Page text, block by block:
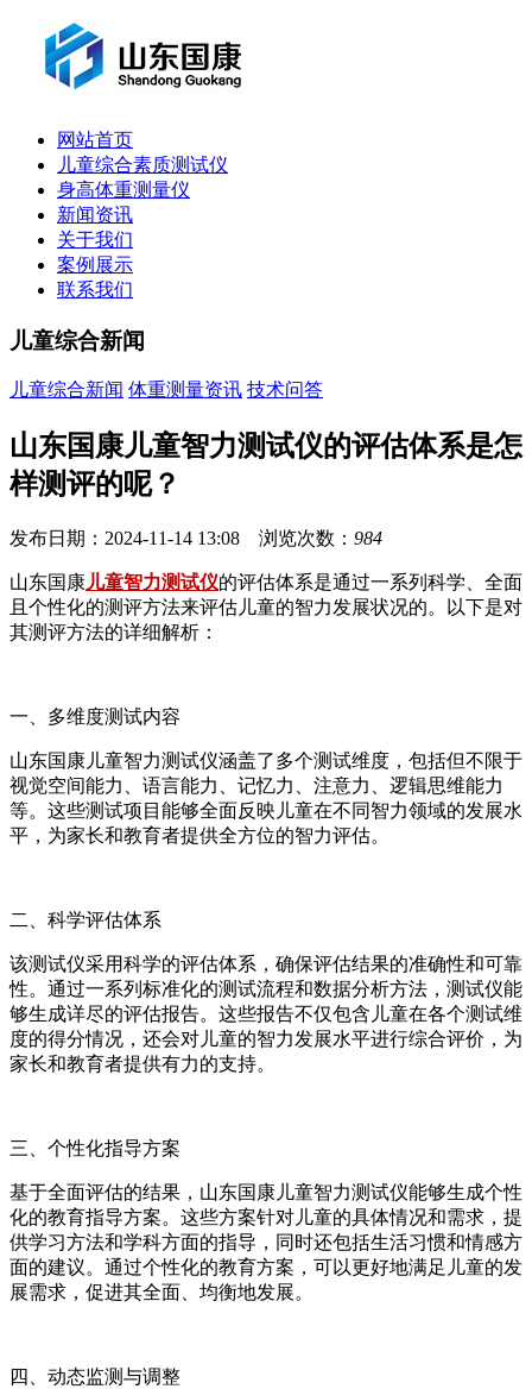
网站首页
儿童综合素质测试仪
身高体重测量仪
新闻资讯
关于我们
案例展示
联系我们
儿童综合新闻
儿童综合新闻 体重测量资讯 技术问答
山东国康儿童智力测试仪的评估体系是怎
样测评的呢？
发布日期：2024-11-14 13:08 浏览次数： 984
山东国康儿童智力测试仪的评估体系是通过一系列科学、全面
且个性化的测评方法来评估儿童的智力发展状况的。以下是对
其测评方法的详细解析：
一、多维度测试内容
山东国康儿童智力测试仪涵盖了多个测试维度，包括但不限于
视觉空间能力、语言能力、记忆力、注意力、逻辑思维能力
等。这些测试项目能够全面反映儿童在不同智力领域的发展水
平，为家长和教育者提供全方位的智力评估。
二、科学评估体系
该测试仪采用科学的评估体系，确保评估结果的准确性和可靠
性。通过一系列标准化的测试流程和数据分析方法，测试仪能
够生成详尽的评估报告。这些报告不仅包含儿童在各个测试维
度的得分情况，还会对儿童的智力发展水平进行综合评价，为
家长和教育者提供有力的支持。
三、个性化指导方案
基于全面评估的结果，山东国康儿童智力测试仪能够生成个性
化的教育指导方案。这些方案针对儿童的具体情况和需求，提
供学习方法和学科方面的指导，同时还包括生活习惯和情感方
面的建议。通过个性化的教育方案，可以更好地满足儿童的发
展需求，促进其全面、均衡地发展。
四、动态监测与调整